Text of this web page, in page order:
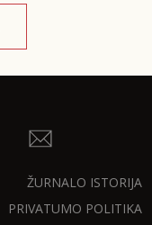
ŽURNALO ISTORIJA
PRIVATUMO POLITIKA